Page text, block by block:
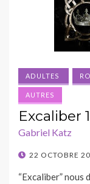
ADULTES
AUTRES
Excaliber
Gabriel Katz
POSTED
22 OCTOBRE
“Excaliber” nous